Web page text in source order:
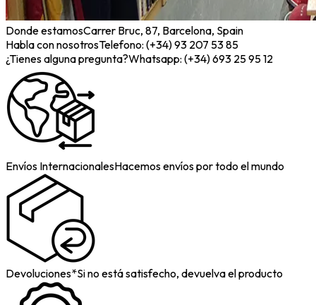
Donde estamosCarrer Bruc, 87, Barcelona, Spain
Habla con nosotrosTelefono: (+34) 93 207 53 85
¿Tienes alguna pregunta?Whatsapp: (+34) 693 25 95 12
Envíos InternacionalesHacemos envíos por todo el mundo
Devoluciones*Si no está satisfecho, devuelva el producto